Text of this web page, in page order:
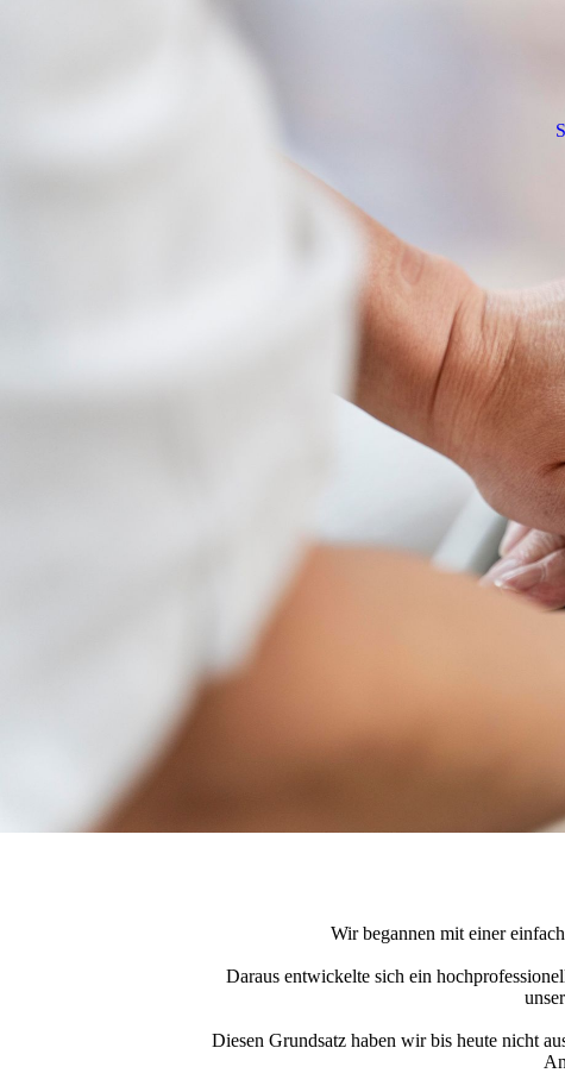
Wir begannen mit einer
Daraus entwickelte sich ein
Diesen Grundsatz haben wir bis heute nicht